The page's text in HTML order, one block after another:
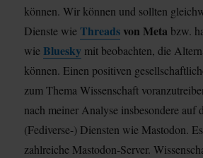
können. Wir können und sollten
Dienste wieThreads von Meta bzw.
wie Bluesky mit beobachten, die
können. Einen positiven
zum Thema Wissenschaft
nach meiner Analyse insbesondere auf
(Fediverse-) Diensten wie Mastodon.
zahlreiche Mastodon-Server.